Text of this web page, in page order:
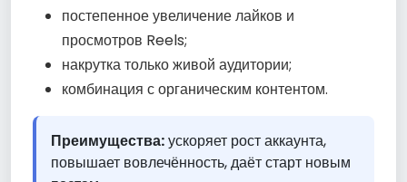
постепенное увеличение лайков и
просмотров Reels;
накрутка только живой аудитории;
комбинация с органическим контентом.
Преимущества:ускоряет рост аккаунта,
повышает вовлечённость, даёт старт новым